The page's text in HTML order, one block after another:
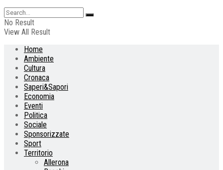
No Result
View All Result
Home
Ambiente
Cultura
Cronaca
Saperi&Sapori
Economia
Eventi
Politica
Sociale
Sponsorizzate
Sport
Territorio
Allerona